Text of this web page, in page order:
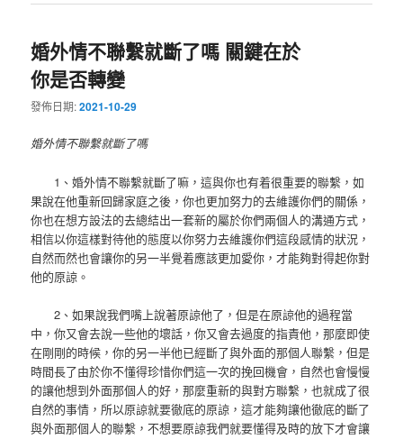
婚外情不聯繫就斷了嗎 關鍵在於
你是否轉變
發佈日期:2021-10-29
婚外情不聯繫就斷了嗎
1、婚外情不聯繫就斷了嘛，這與你也有着很重要的聯繫，如
果說在他重新回歸家庭之後，你也更加努力的去維護你們的關係，
你也在想方設法的去總結出一套新的屬於你們兩個人的溝通方式，
相信以你這樣對待他的態度以你努力去維護你們這段感情的狀況，
自然而然也會讓你的另一半覺着應該更加愛你，才能夠對得起你對
他的原諒。
2、如果說我們嘴上說著原諒他了，但是在原諒他的過程當
中，你又會去說一些他的壞話，你又會去過度的指責他，那麼即使
在剛剛的時候，你的另一半他已經斷了與外面的那個人聯繫，但是
時間長了由於你不懂得珍惜你們這一次的挽回機會，自然也會慢慢
的讓他想到外面那個人的好，那麼重新的與對方聯繫，也就成了很
自然的事情，所以原諒就要徹底的原諒，這才能夠讓他徹底的斷了
與外面那個人的聯繫，不想要原諒我們就要懂得及時的放下才會讓